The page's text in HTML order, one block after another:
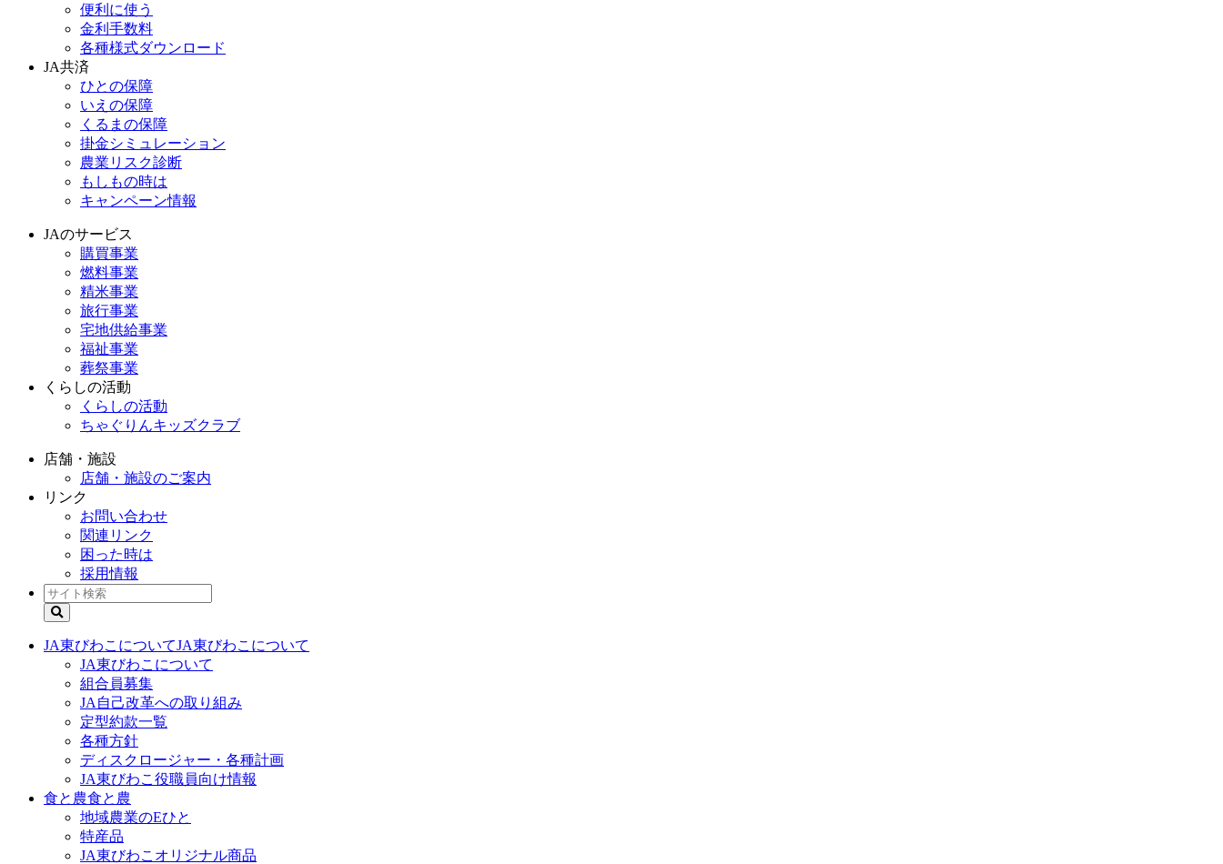
便利に使う
金利手数料
各種様式ダウンロード
JA共済
ひとの保障
いえの保障
くるまの保障
掛金シミュレーション
農業リスク診断
もしもの時は
キャンペーン情報
JAのサービス
購買事業
燃料事業
精米事業
旅行事業
宅地供給事業
福祉事業
葬祭事業
くらしの活動
くらしの活動
ちゃぐりんキッズクラブ
店舗・施設
店舗・施設のご案内
リンク
お問い合わせ
関連リンク
困った時は
採用情報
JA東びわこについてJA東びわこについて
JA東びわこについて
組合員募集
JA自己改革への取り組み
定型約款一覧
各種方針
ディスクロージャー・各種計画
JA東びわこ役職員向け情報
食と農食と農
地域農業のEひと
特産品
JA東びわこオリジナル商品